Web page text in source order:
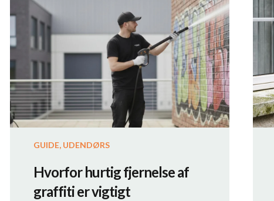
GUIDE, UDENDØRS
Hvorfor hurtig fjernelse af
graffiti er vigtigt